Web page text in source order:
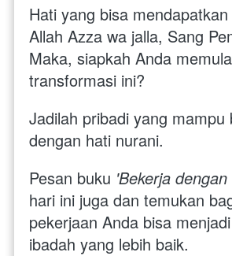
Hati yang bisa
Allah Azza wa jalla, Sang
Maka, siapkah Anda
transformasi ini?
Jadilah pribadi yang mampu
dengan hati nurani.
Pesan buku 'Bekerja
hari ini juga dan temukan
pekerjaan Anda bisa
ibadah yang lebih baik.